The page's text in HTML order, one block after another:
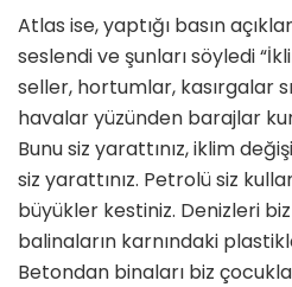
Atlas ise, yaptığı basın
seslendi ve şunları söyledi
seller, hortumlar, kasırgalar
havalar yüzünden barajlar
Bunu siz yarattınız, iklim
siz yarattınız. Petrolü siz
büyükler kestiniz. Denizleri
balinaların karnındaki
Betondan binaları biz